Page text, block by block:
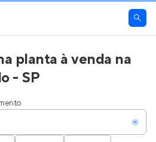
planta à venda na
- SP